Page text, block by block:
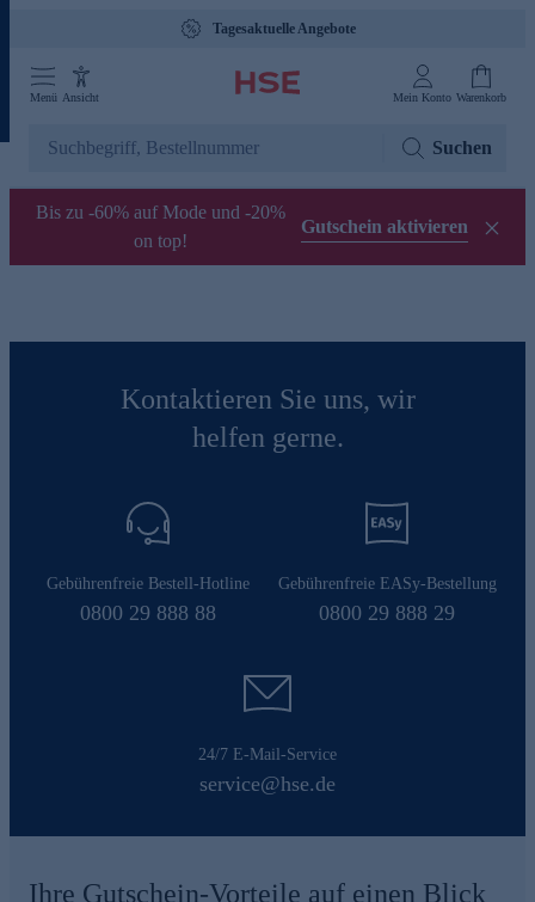
Tagesaktuelle Angebote
Menü Ansicht Mein Konto Warenkorb
Suchen
Bis zu -60% auf Mode und -20%
on top!
Gutschein aktivieren
Kontaktieren Sie uns, wir
helfen gerne.
Gebührenfreie Bestell-Hotline
0800 29 888 88
Gebührenfreie EASy-Bestellung
0800 29 888 29
24/7 E-Mail-Service
service@hse.de
Ihre Gutschein-Vorteile auf einen Blick